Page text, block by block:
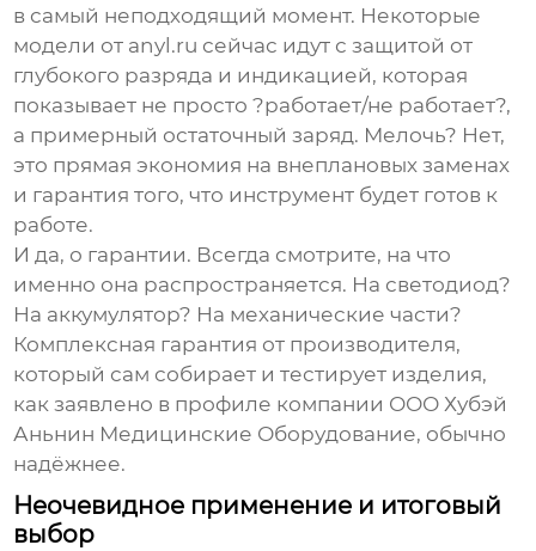
в самый неподходящий момент. Некоторые
модели от anyl.ru сейчас идут с защитой от
глубокого разряда и индикацией, которая
показывает не просто ?работает/не работает?,
а примерный остаточный заряд. Мелочь? Нет,
это прямая экономия на внеплановых заменах
и гарантия того, что инструмент будет готов к
работе.
И да, о гарантии. Всегда смотрите, на что
именно она распространяется. На светодиод?
На аккумулятор? На механические части?
Комплексная гарантия от производителя,
который сам собирает и тестирует изделия,
как заявлено в профиле компании ООО Хубэй
Аньнин Медицинские Оборудование, обычно
надёжнее.
Неочевидное применение и итоговый
выбор